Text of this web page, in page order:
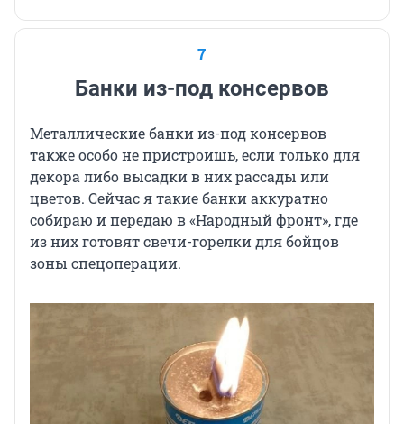
7
Банки из-под консервов
Металлические банки из-под консервов
также особо не пристроишь, если только для
декора либо высадки в них рассады или
цветов. Сейчас я такие банки аккуратно
собираю и передаю в «Народный фронт», где
из них готовят свечи-горелки для бойцов
зоны спецоперации.